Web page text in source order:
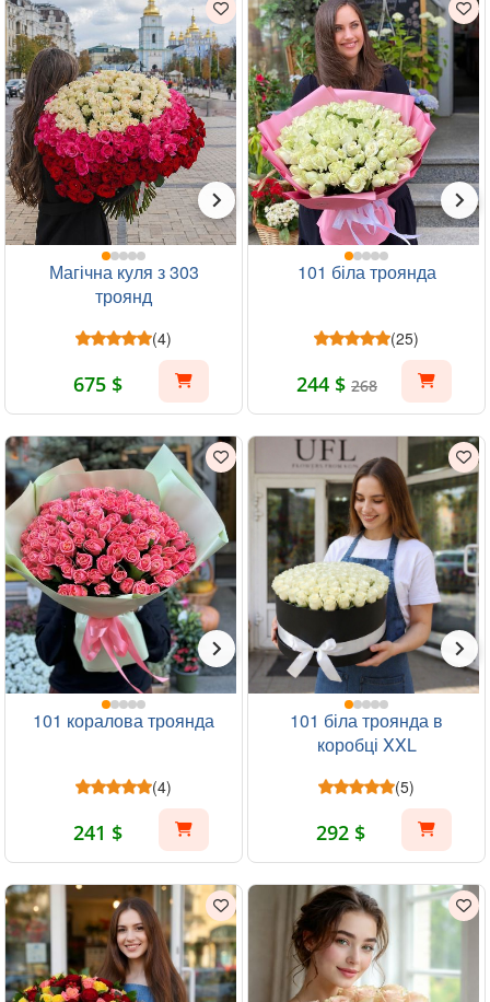
Магічна куля з 303
троянд
(4)
675 $
101 біла троянда
(25)
244 $ 268
101 коралова троянда
(4)
241 $
101 біла троянда в
коробці XXL
(5)
292 $